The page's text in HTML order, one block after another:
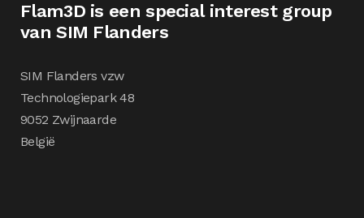
Flam3D is een special interest group
van SIM Flanders
SIM Flanders vzw
Technologiepark 48
9052 Zwijnaarde
België